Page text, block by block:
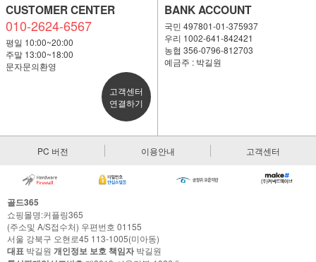
CUSTOMER CENTER
010-2624-6567
평일 10:00~20:00
주말 13:00~18:00
문자문의환영
고객센터
연결하기
BANK ACCOUNT
국민 497801-01-375937
우리 1002-641-842421
농협 356-0796-812703
예금주 : 박길원
PC 버전 이용안내 고객센터
골드365
쇼핑몰명:커플링365
(주소및 A/S접수처) 우편번호 01155
서울 강북구 오현로45 113-1005(미아동)
대표 박길원 개인정보 보호 책임자박길원